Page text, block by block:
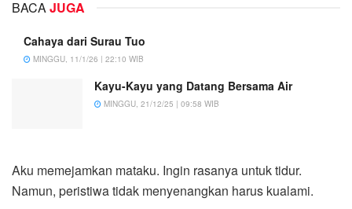
BACAJUGA
Cahaya dari Surau Tuo
MINGGU, 11/1/26 | 22:10 WIB
Kayu-Kayu yang Datang Bersama Air
MINGGU, 21/12/25 | 09:58 WIB
Aku memejamkan mataku. Ingin rasanya untuk tidur.
Namun, peristiwa tidak menyenangkan harus kualami.